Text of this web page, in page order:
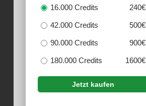
16.000 Credits 240€
42.000 Credits 500€
90.000 Credits 900€
180.000 Credits 1600€
Jetzt kaufen